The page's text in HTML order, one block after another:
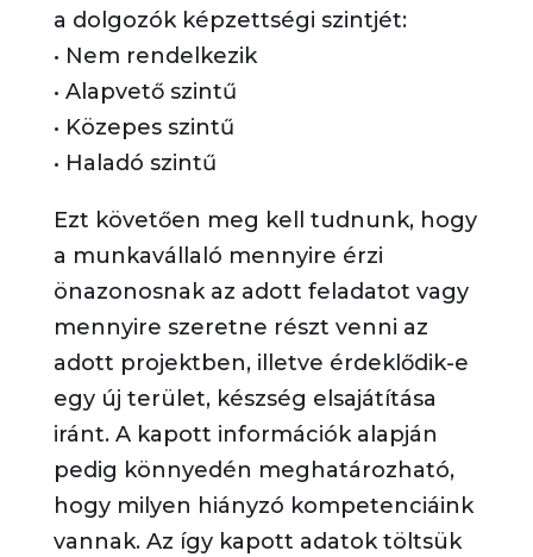
a dolgozók képzettségi szintjét:
• Nem rendelkezik
• Alapvető szintű
• Közepes szintű
• Haladó szintű
Ezt követően meg kell tudnunk, hogy
a munkavállaló mennyire érzi
önazonosnak az adott feladatot vagy
mennyire szeretne részt venni az
adott projektben, illetve érdeklődik-e
egy új terület, készség elsajátítása
iránt. A kapott információk alapján
pedig könnyedén meghatározható,
hogy milyen hiányzó kompetenciáink
vannak. Az így kapott adatok töltsük